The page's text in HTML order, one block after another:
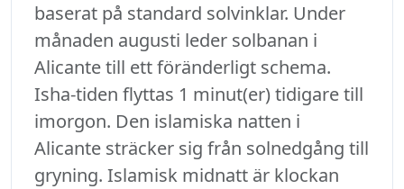
baserat på standard solvinklar. Under
månaden augusti leder solbanan i
Alicante till ett föränderligt schema.
Isha-tiden flyttas 1 minut(er) tidigare till
imorgon. Den islamiska natten i
Alicante sträcker sig från solnedgång till
gryning. Islamisk midnatt är klockan